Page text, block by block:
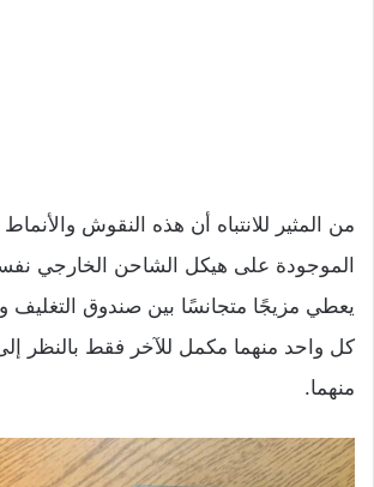
من المثير للانتباه أن هذه النقوش
الموجودة على هيكل الشاحن الخارجي
يعطي مزيجًا متجانسًا بين صندوق التغليف
كل واحد منهما مكمل للآخر فقط بالنظر
منهما.